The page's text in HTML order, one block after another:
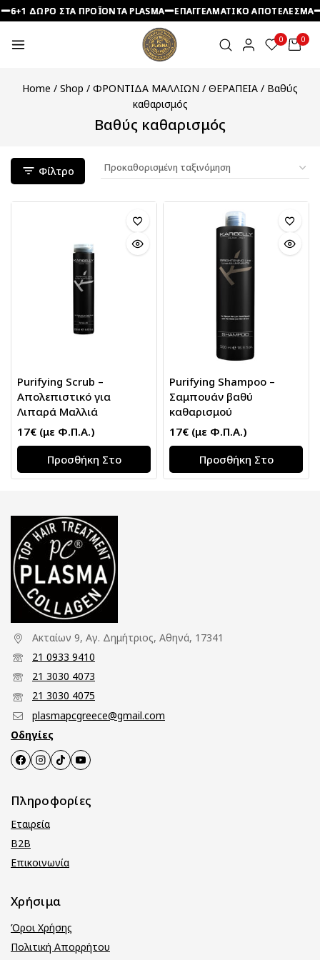
6+1 ΔΩΡΟ ΣΤΑ ΠΡΟΪΟΝΤΑ PLASMA ΕΠΑΓΓΕΛΜΑΤΙΚΟ ΑΠΟΤΕΛΕΣΜΑ
6+1 ΔΩΡΟ ΣΤΑ ΠΡΟΪΟΝΤΑ PLASMA ΕΠΑΓΓΕΛΜΑΤΙΚΟ ΑΠΟΤΕΛΕΣΜΑ
6+1 ΔΩΡΟ ΣΤΑ ΠΡΟΪΟΝΤΑ PLASMA ΕΠΑΓΓΕΛΜΑΤΙΚΟ ΑΠΟΤΕΛΕΣΜΑ
0 0
Home / Shop / ΦΡΟΝΤΙΔΑ ΜΑΛΛΙΩΝ / ΘΕΡΑΠΕΙΑ / Βαθύς
καθαρισμός
Βαθύς καθαρισμός
Φίλτρο
Purifying Scrub –
Απολεπιστικό για
Λιπαρά Μαλλιά
17€ (με Φ.Π.Α.)
Προσθήκη Στο
Καλάθι
Purifying Shampoo –
Σαμπουάν βαθύ
καθαρισμού
17€ (με Φ.Π.Α.)
Προσθήκη Στο
Καλάθι
Ακταίων 9, Αγ. Δημήτριος, Αθηνά, 17341
21 0933 9410
21 3030 4073
21 3030 4075
plasmapcgreece@gmail.com
Οδηγίες
Πληροφορίες
Εταιρεία
B2B
Επικοινωνία
Χρήσιμα
Όροι Χρήσης
Πολιτική Απορρήτου